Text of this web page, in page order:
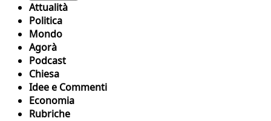
Attualità
Politica
Mondo
Agorà
Podcast
Chiesa
Idee e Commenti
Economia
Rubriche